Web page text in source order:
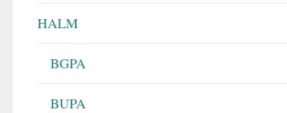
HALM
BGPA
BUPA